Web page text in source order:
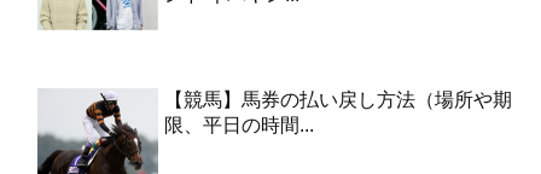
【競馬】馬券の払い戻し方法（場所や期
限、平日の時間...